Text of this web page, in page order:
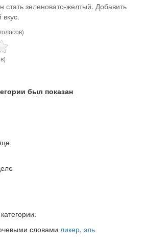
стать зеленовато-желтый. Добавить
был показан
словами ликер, эль